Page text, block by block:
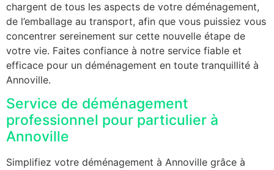
chargent de tous les aspects de votre déménagement,
de l’emballage au transport, afin que vous puissiez vous
concentrer sereinement sur cette nouvelle étape de
votre vie. Faites confiance à notre service fiable et
efficace pour un déménagement en toute tranquillité à
Annoville.
Service de déménagement
professionnel pour particulier à
Annoville
Simplifiez votre déménagement à Annoville grâce à